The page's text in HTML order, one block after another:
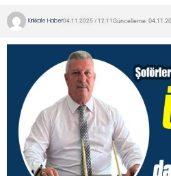
Kırıkkale Haber04.11.2025 / 12:11 Güncelleme: